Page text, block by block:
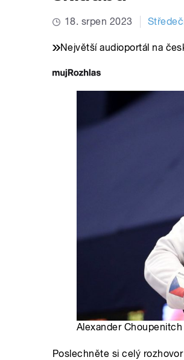
18. srpen 2023
Největší audioportál na
Alexander
Poslechněte si celý